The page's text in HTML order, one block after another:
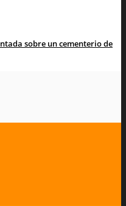
sobre un cementerio de